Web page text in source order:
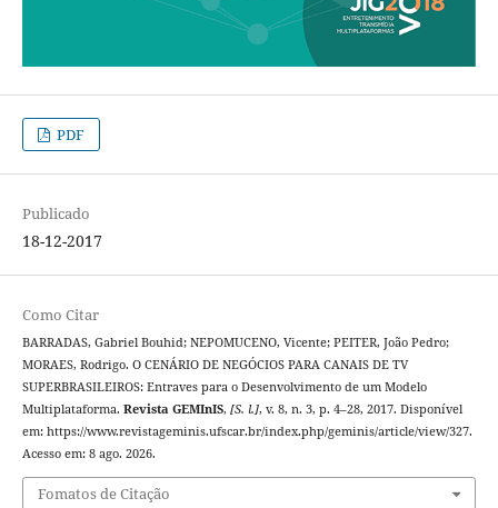
PDF
Publicado
18-12-2017
Como Citar
BARRADAS, Gabriel Bouhid; NEPOMUCENO, Vicente; PEITER, João Pedro;
MORAES, Rodrigo. O CENÁRIO DE NEGÓCIOS PARA CANAIS DE TV
SUPERBRASILEIROS: Entraves para o Desenvolvimento de um Modelo
Multiplataforma. Revista GEMInIS, [S. l.], v. 8, n. 3, p. 4–28, 2017. Disponível
em: https://www.revistageminis.ufscar.br/index.php/geminis/article/view/327.
Acesso em: 8 ago. 2026.
Fomatos de Citação